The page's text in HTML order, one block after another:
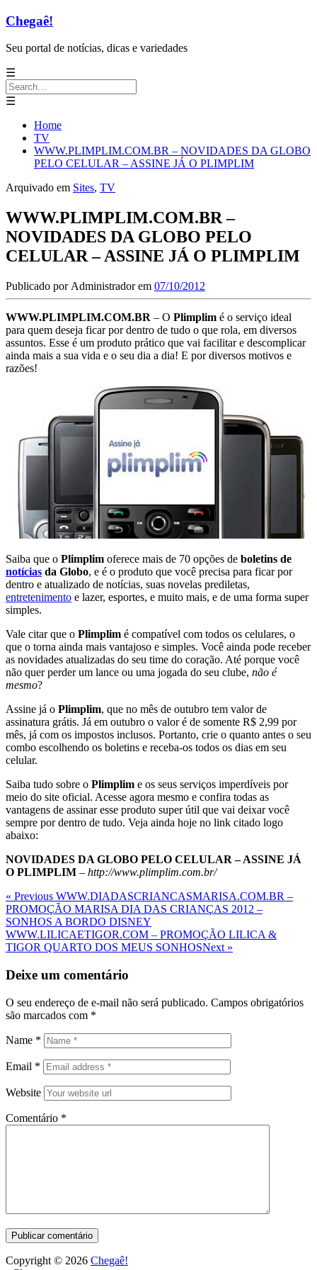
Chegaê!
Seu portal de notícias, dicas e variedades
☰
Search
for:
☰
Home
TV
WWW.PLIMPLIM.COM.BR – NOVIDADES DA GLOBO
PELO CELULAR – ASSINE JÁ O PLIMPLIM
Arquivado em Sites, TV
WWW.PLIMPLIM.COM.BR –
NOVIDADES DA GLOBO PELO
CELULAR – ASSINE JÁ O PLIMPLIM
Publicado por Administradorem 07/10/2012
WWW.PLIMPLIM.COM.BR – O Plimplim é o serviço ideal
para quem deseja ficar por dentro de tudo o que rola, em diversos
assuntos. Esse é um produto prático que vai facilitar e descomplicar
ainda mais a sua vida e o seu dia a dia! E por diversos motivos e
razões!
Saiba que o Plimplim oferece mais de 70 opções de boletins de
notícias da Globo, e é o produto que você precisa para ficar por
dentro e atualizado de notícias, suas novelas prediletas,
entretenimento e lazer, esportes, e muito mais, e de uma forma super
simples.
Vale citar que o Plimplim é compatível com todos os celulares, o
que o torna ainda mais vantajoso e simples. Você ainda pode receber
as novidades atualizadas do seu time do coração. Até porque você
não quer perder um lance ou uma jogada do seu clube, não é
mesmo?
Assine já o Plimplim, que no mês de outubro tem valor de
assinatura grátis. Já em outubro o valor é de somente R$ 2,99 por
mês, já com os impostos inclusos. Portanto, crie o quanto antes o seu
combo escolhendo os boletins e receba-os todos os dias em seu
celular.
Saiba tudo sobre o Plimplim e os seus serviços imperdíveis por
meio do site oficial. Acesse agora mesmo e confira todas as
vantagens de assinar esse produto super útil que vai deixar você
sempre por dentro de tudo. Veja ainda hoje no link citado logo
abaixo:
NOVIDADES DA GLOBO PELO CELULAR – ASSINE JÁ
O PLIMPLIM – http://www.plimplim.com.br/
Navegação
de
Post
Previous
Post
« Previous WWW.DIADASCRIANCASMARISA.COM.BR –
PROMOÇÃO MARISA DIA DAS CRIANÇAS 2012 –
SONHOS A BORDO DISNEY
Next
Post
WWW.LILICAETIGOR.COM – PROMOÇÃO LILICA &
TIGOR QUARTO DOS MEUS SONHOSNext »
Deixe um comentário
O seu endereço de e-mail não será publicado. Campos obrigatórios
são marcados com *
Name *
Email *
Website
Comentário *
Copyright © 2026 Chegaê!